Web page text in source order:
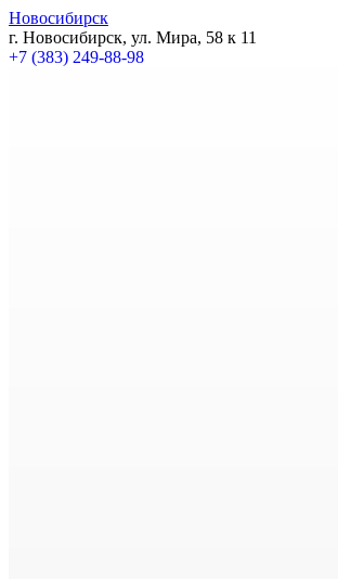
Новосибирск
г. Новосибирск, ул. Мира, 58 к 11
+7 (383) 249-88-98